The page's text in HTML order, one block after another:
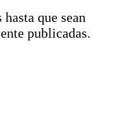
que sean
publicadas.